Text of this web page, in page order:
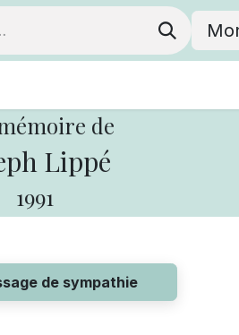
de
Lippé
1991
de sympathie